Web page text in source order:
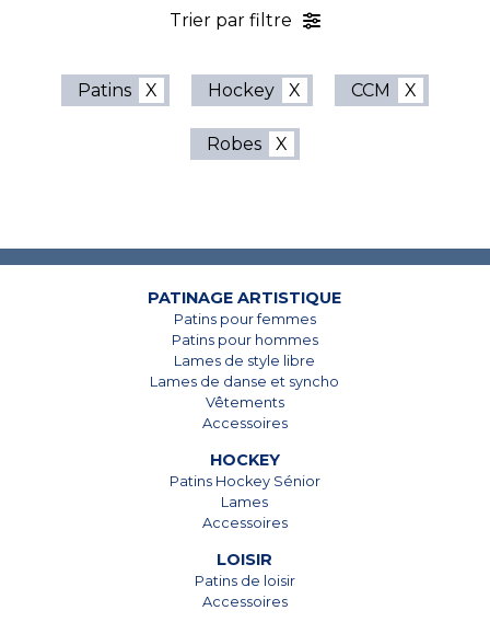
7825, Boul. Taschereau
Brossard, Qc
J4Y 1A4
450 678-5442
Trier par filtre
Patins Hockey CCM
Robes
PATINAGE ARTISTIQUE
Patins pour femmes
Patins pour hommes
Lames de style libre
Lames de danse et syncho
Vêtements
Accessoires
HOCKEY
Patins Hockey Sénior
Lames
Accessoires
LOISIR
Patins de loisir
Accessoires
7825, Boul. Taschereau
Brossard, Qc
J4Y 1A4
450 678-5442